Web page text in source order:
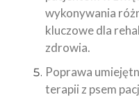
wykonywania
kluczowe dla
zdrowia.
Poprawa
terapii z psem